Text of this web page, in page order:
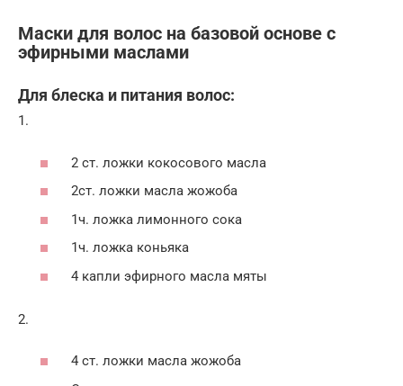
Маски для волос на базовой основе с
эфирными маслами
Для блеска и питания волос:
1.
2 ст. ложки кокосового масла
2ст. ложки масла жожоба
1ч. ложка лимонного сока
1ч. ложка коньяка
4 капли эфирного масла мяты
2.
4 ст. ложки масла жожоба